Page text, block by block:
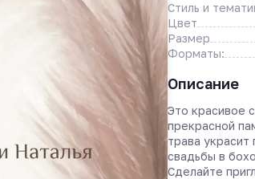
Описание
Это красивое
прекрасной
трава
свадьбы в
Сделайте
Стиль и
Цвет
Размер
Форматы: